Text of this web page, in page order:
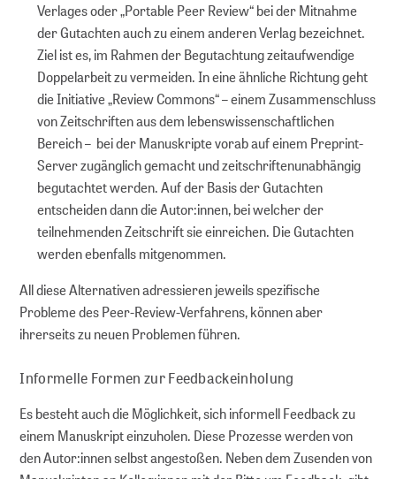
Verlages oder „Portable Peer Review“ bei der Mitnahme
der Gutachten auch zu einem anderen Verlag bezeichnet.
Ziel ist es, im Rahmen der Begutachtung zeitaufwendige
Doppelarbeit zu vermeiden. In eine ähnliche Richtung geht
die Initiative „Review Commons“ – einem Zusammenschluss
von Zeitschriften aus dem lebenswissenschaftlichen
Bereich – bei der Manuskripte vorab auf einem Preprint-
Server zugänglich gemacht und zeitschriftenunabhängig
begutachtet werden. Auf der Basis der Gutachten
entscheiden dann die Autor:innen, bei welcher der
teilnehmenden Zeitschrift sie einreichen. Die Gutachten
werden ebenfalls mitgenommen.
All diese Alternativen adressieren jeweils spezifische
Probleme des Peer-Review-Verfahrens, können aber
ihrerseits zu neuen Problemen führen.
Informelle Formen zur Feedbackeinholung
Es besteht auch die Möglichkeit, sich informell Feedback zu
einem Manuskript einzuholen. Diese Prozesse werden von
den Autor:innen selbst angestoßen. Neben dem Zusenden von